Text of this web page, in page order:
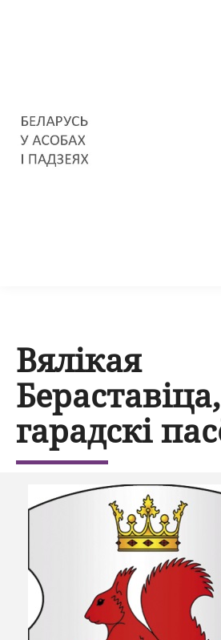
Вялікая
Бераставіца,
гарадскі